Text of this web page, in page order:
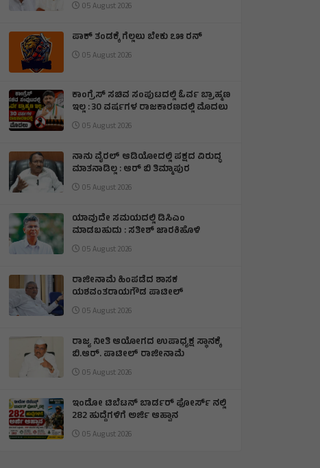
05 August 2026
ಪಾಕ್ ತಂಡಕ್ಕೆ ಗೆಲ್ಲಲು ಬೇಕು ೭೫ ರನ್
05 August 2026
ಕಾಂಗ್ರೆಸ್ ಸಚಿವ ಸಂಪುಟದಲ್ಲಿ ಓರ್ವ ಬ್ರಾಹ್ಮಣ
ಇಲ್ಲ : 30 ವರ್ಷಗಳ ರಾಜಕಾರಣದಲ್ಲಿ ಮೊದಲು
05 August 2026
ನಾನು ವೈರಲ್ ಆಡಿಯೋದಲ್ಲಿ ಪಕ್ಷದ ವಿರುದ್ಧ
ಮಾತನಾಡಿಲ್ಲ : ಆರ್ ಬಿ ತಿಮ್ಮಾಪುರ
05 August 2026
ಯಾವುದೇ ಸಮಯದಲ್ಲಿ ಡಿಸಿಎಂ
ಮಾಡಬಹುದು : ಸತೀಶ್ ಜಾರಕಿಹೊಳಿ
05 August 2026
ರಾಜೀನಾಮೆ ಹಿಂಪಡೆದ ಶಾಸಕ
ಯಶವಂತರಾಯಗೌಡ ಪಾಟೀಲ್
05 August 2026
ರಾಜ್ಯ ನೀತಿ ಆಯೋಗದ ಉಪಾಧ್ಯಕ್ಷ ಸ್ಥಾನಕ್ಕೆ
ಬಿ.ಆರ್. ಪಾಟೀಲ್ ರಾಜೀನಾಮೆ
05 August 2026
ಇಂಡೋ ಟಿಬೆಟನ್‌ ಬಾರ್ಡರ್‌ ಫೋರ್ಸ್‌ ನಲ್ಲಿ
282 ಹುದ್ದೆಗಳಿಗೆ ಅರ್ಜಿ ಆಹ್ವಾನ
05 August 2026